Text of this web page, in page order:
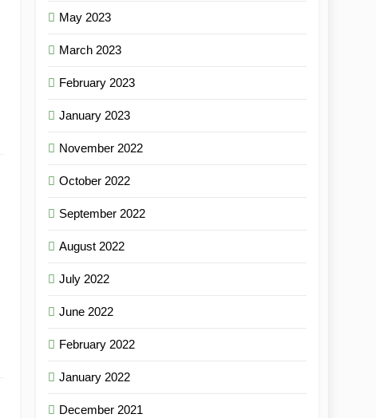
May 2023
March 2023
February 2023
January 2023
November 2022
October 2022
September 2022
August 2022
July 2022
June 2022
February 2022
January 2022
December 2021